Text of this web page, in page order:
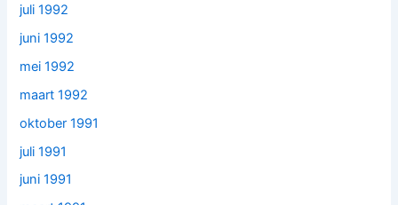
juli 1992
juni 1992
mei 1992
maart 1992
oktober 1991
juli 1991
juni 1991